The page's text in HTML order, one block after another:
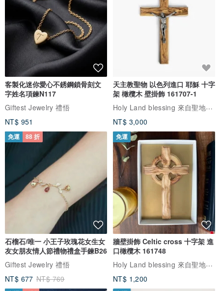
4. 清潔處理
1. 由於布料大多為染/印棉布，遇水或強光照射都會有退色情況。
2. 如有鈴鐺之商品下水前請將鈴鐺拆下來，以免生鏽。
3. 請使用清水清洗。
4. 請手洗或放置洗衣袋內機洗。
5. 最後記得拿出來晾乾喔! (*´∀`)~♥
4. 關於換貨
如因為尺寸不合需換貨，請符合下列事項：
▪ 不得有使用痕跡、破損、髒污、異味、受潮、水洗
▪ 完整商品、配件、附件、贈品、內外包裝
7日內請拍照並傳來信，小精靈會幫您處理換貨事宜。
請毛爸毛媽考慮清楚再下單，購買前若有任何商品問題都歡迎詢問。
謝謝所有購買的毛爸毛媽，因為有你/妳的支持，TOTOMOMO才能有
繼續幫助流浪動物的行動，一起愛牠們一輩子吧(´,,•ω•,,)♡
客製化迷你愛心不銹鋼鎖骨刻文
字姓名項鍊N117
Giftest Jewelry 禮悟
NT$ 951
天主教聖物 以色列進口 耶穌 十字
架 橄欖木 壁掛飾 161707-1
Holy Land blessing 來自聖地的祝福
NT$ 3,000
免運 88 折
石榴石/唯一 小王子玫瑰花女生女
友女朋友情人節禮物禮盒手鍊B26
Giftest Jewelry 禮悟
NT$ 677 NT$ 769
免運
牆壁掛飾 Celtic cross 十字架 進
口橄欖木 161748
Holy Land blessing 來自聖地的祝福
NT$ 1,200